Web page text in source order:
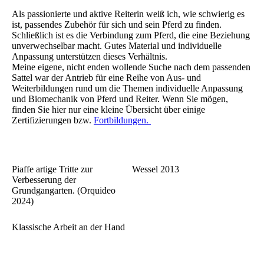
Als passionierte und aktive Reiterin weiß ich, wie schwierig es
ist, passendes Zubehör für sich und sein Pferd zu finden.
Schließlich ist es die Verbindung zum Pferd, die eine Beziehung
unverwechselbar macht. Gutes Material und individuelle
Anpassung unterstützen dieses Verhältnis.
Meine eigene, nicht enden wollende Suche nach dem passenden
Sattel war der Antrieb für eine Reihe von Aus- und
Weiterbildungen rund um die Themen individuelle Anpassung
und Biomechanik von Pferd und Reiter. Wenn Sie mögen,
finden Sie hier nur eine kleine Übersicht über einige
Zertifizierungen bzw. Fortbildungen.
Piaffe artige Tritte zur
Verbesserung der
Grundgangarten. (Orquideo
2024)
Wessel 2013
Klassische Arbeit an der Hand